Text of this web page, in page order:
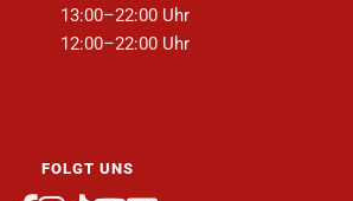
13:00–22:00 Uhr
12:00–22:00 Uhr
FOLGT UNS